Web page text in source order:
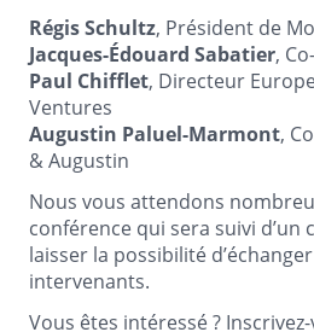
Régis Schultz, Président de
Jacques-Édouard Sabatier,
Paul Chifflet, Directeur
Ventures
Augustin Paluel-Marmont,
& Augustin
Nous vous attendons
conférence qui sera suivi d’un
laisser la possibilité
intervenants.
Vous êtes intéressé ?